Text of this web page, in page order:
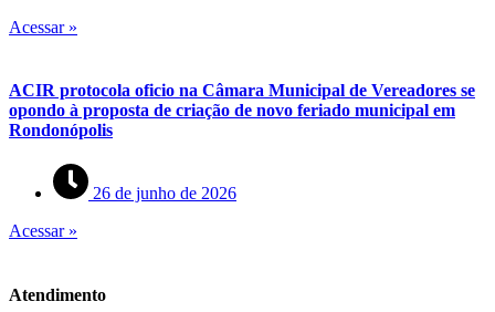
Acessar »
ACIR protocola oficio na Câmara Municipal de Vereadores se
opondo à proposta de criação de novo feriado municipal em
Rondonópolis
26 de junho de 2026
Acessar »
Atendimento